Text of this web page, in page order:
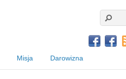
Misja Darowizna